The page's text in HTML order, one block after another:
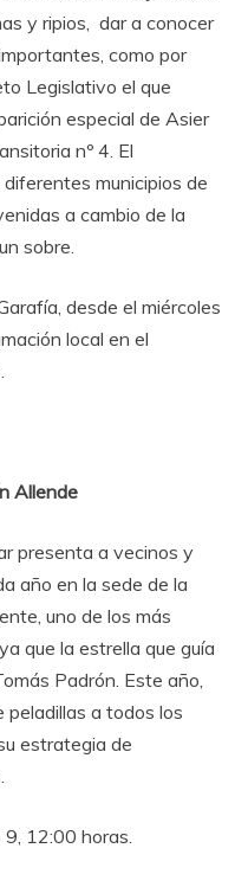
y ripios, dar a conocer
como por
Legislativo el que
especial de Asier
nº 4. El
municipios de
a cambio de la
sobre.
desde el miércoles
local en el
Allende
presenta a vecinos y
año en la sede de la
uno de los más
que la estrella que guía
Padrón. Este año,
a todos los
estrategia de
12:00 horas.